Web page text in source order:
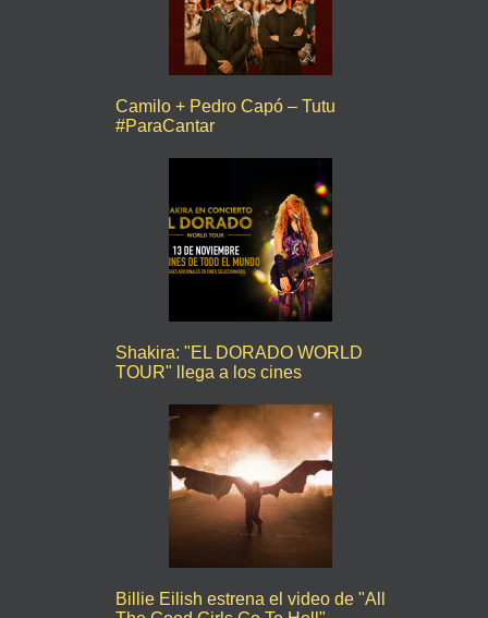
Camilo + Pedro Capó – Tutu
#ParaCantar
Shakira: "EL DORADO WORLD
TOUR" llega a los cines
Billie Eilish estrena el video de "All